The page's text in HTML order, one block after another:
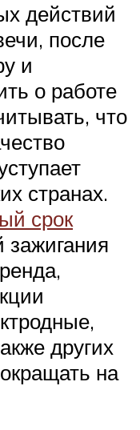
действий
после
и
о работе
что
странах.
срок
других
на